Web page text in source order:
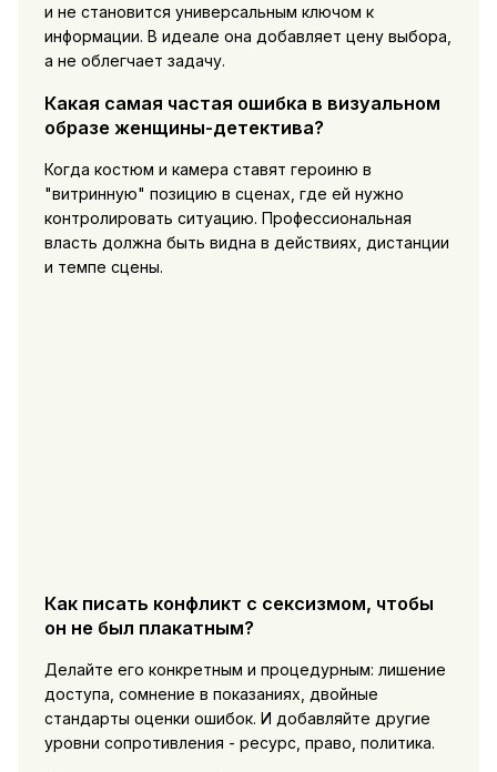
и не становится универсальным ключом к
информации. В идеале она добавляет цену выбора,
а не облегчает задачу.
Какая самая частая ошибка в визуальном
образе женщины-детектива?
Когда костюм и камера ставят героиню в
"витринную" позицию в сценах, где ей нужно
контролировать ситуацию. Профессиональная
власть должна быть видна в действиях, дистанции
и темпе сцены.
Как писать конфликт с сексизмом, чтобы
он не был плакатным?
Делайте его конкретным и процедурным: лишение
доступа, сомнение в показаниях, двойные
стандарты оценки ошибок. И добавляйте другие
уровни сопротивления - ресурс, право, политика.